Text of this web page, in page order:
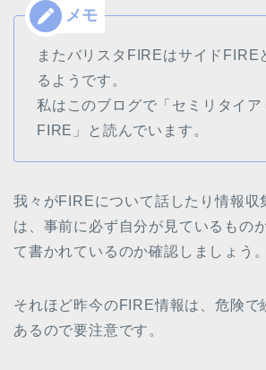
またバリスタFIREはサイドFIRE
るようです。
私はこのブログで「セミリタイア
FIRE」と読んでいます。
我々がFIREについて話したり情報収
は、事前に必ず自分が見ているもの
て書かれているのか確認しましょう。
それほど昨今のFIRE情報は、危険で
あるので要注意です。